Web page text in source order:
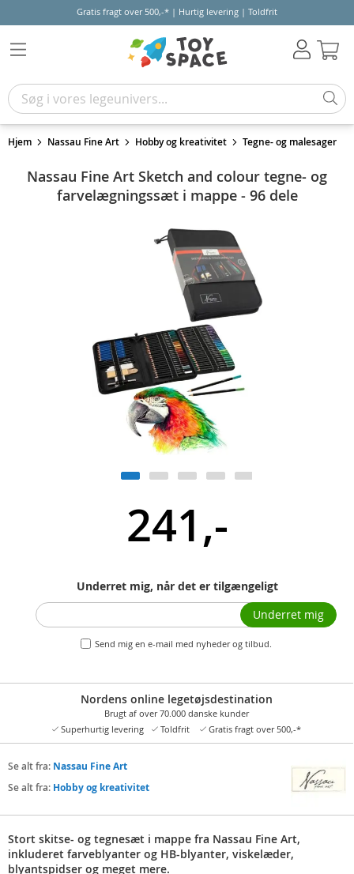
Gratis fragt over 500,-* | Hurtig levering | Toldfrit
Hjem Nassau Fine Art Hobby og kreativitet Tegne- og malesager
Nassau Fine Art Sketch and colour tegne- og
farvelægningssæt i mappe - 96 dele
241,-
Underret mig, når det er tilgængeligt
Send mig en e-mail med nyheder og tilbud.
Underret mig
Nordens online legetøjsdestination
Brugt af over 70.000 danske kunder
Superhurtig levering
Toldfrit Gratis fragt over 500,-*
Se alt fra: Nassau Fine Art
Se alt fra: Hobby og kreativitet
Stort skitse- og tegnesæt i mappe fra Nassau Fine Art,
inkluderet farveblyanter og HB-blyanter, viskelæder,
blyantspidser og meget mere.